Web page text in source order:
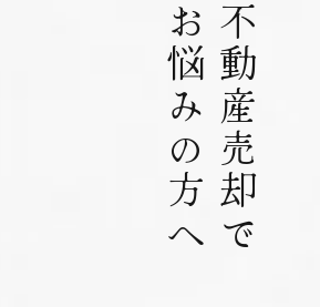
不動産売却で
お悩みの方へ